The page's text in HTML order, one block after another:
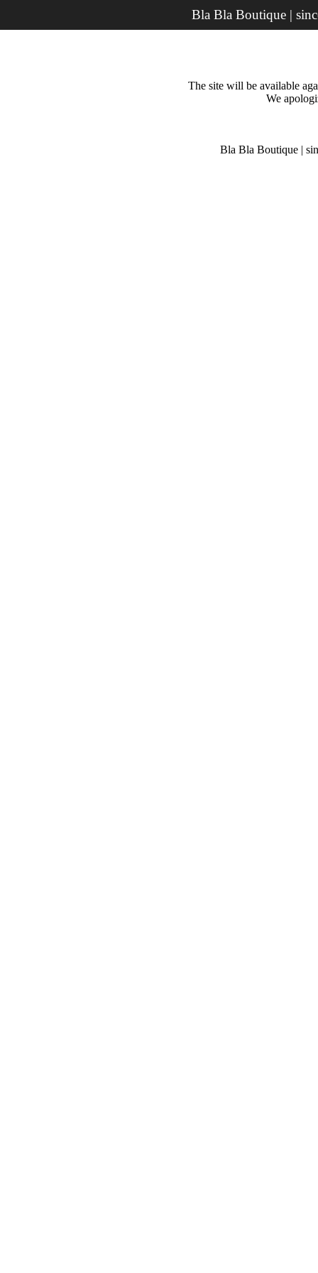
Bla Bla Boutique |
The site will be available
We
Bla Bla Boutique |